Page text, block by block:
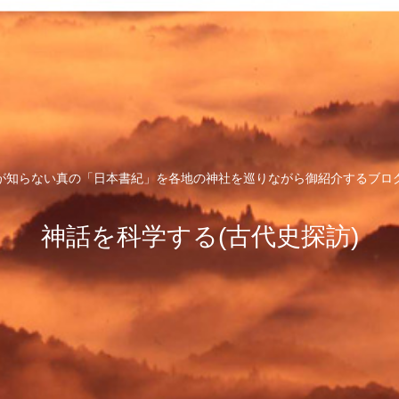
知らない真の「日本書紀」を各地の神社を巡りながら御紹介するブロ
神話を科学する(古代史探訪)